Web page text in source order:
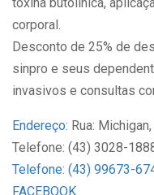
toxina butolínica,
corporal.
Desconto de 25% de
sinpro e seus
invasivos e consultas
Endereço: Rua:
Telefone: (43) 3028-
Telefone: (43) 99673-
FACEBOOK